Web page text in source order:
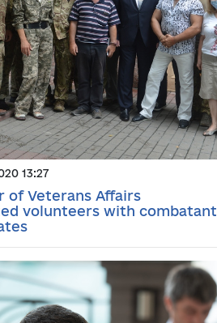
13:27
of Veterans Affairs
volunteers with combatant